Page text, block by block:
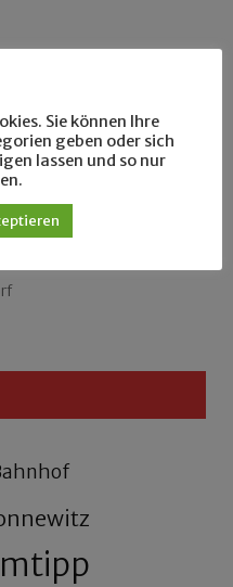
Sie können Ihre
geben oder sich
lassen und so nur